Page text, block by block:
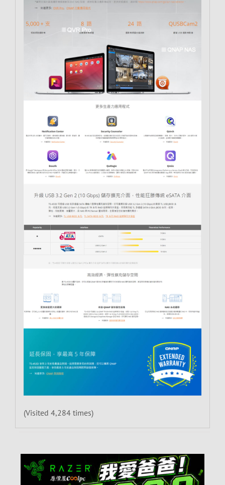
(Visited 4,284 times)